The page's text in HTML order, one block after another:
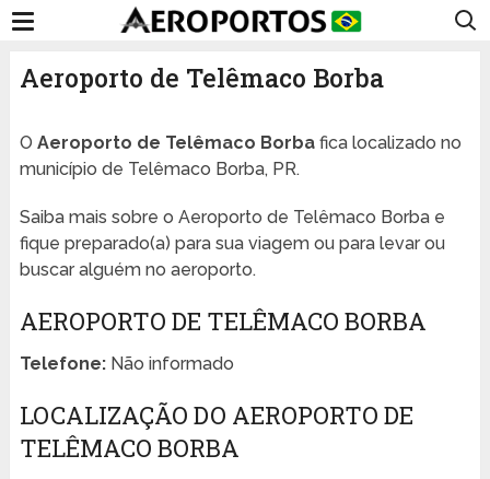
Aeroporto de Telêmaco Borba
O Aeroporto de Telêmaco Borbafica localizado no
município de Telêmaco Borba, PR.
Saiba mais sobre o Aeroporto de Telêmaco Borba e
fique preparado(a) para sua viagem ou para levar ou
buscar alguém no aeroporto.
AEROPORTO DE TELÊMACO BORBA
Telefone:Não informado
LOCALIZAÇÃO DO AEROPORTO DE
TELÊMACO BORBA